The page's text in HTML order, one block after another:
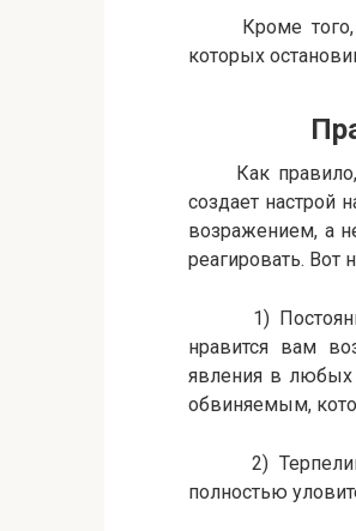
Кроме того,
которых
Правила
Как правило,
создает настрой
возражением, а
реагировать. Вот
1) Постоянно
нравится вам
явления в любых
обвиняемым,
2) Терпеливо
полностью